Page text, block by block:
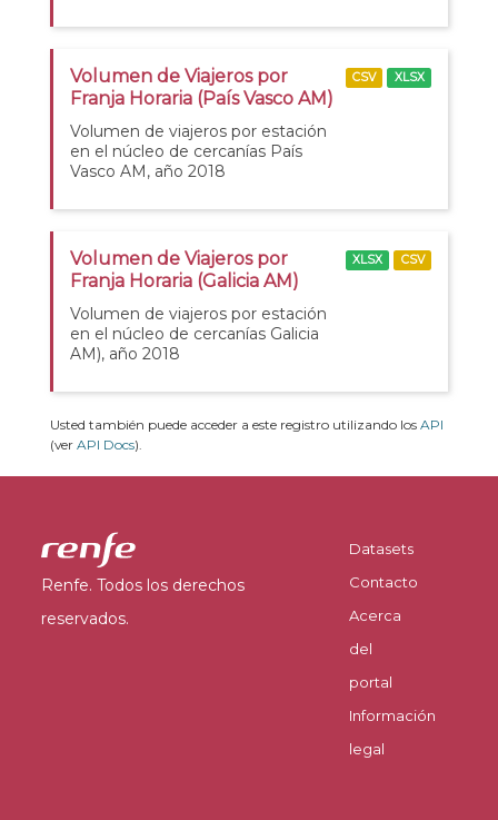
Volumen de Viajeros por
Franja Horaria (País Vasco AM)
Volumen de viajeros por estación
en el núcleo de cercanías País
Vasco AM, año 2018
CSV XLSX
Volumen de Viajeros por
Franja Horaria (Galicia AM)
Volumen de viajeros por estación
en el núcleo de cercanías Galicia
AM), año 2018
XLSX CSV
Usted también puede acceder a este registro utilizando los API
(ver API Docs).
Renfe. Todos los derechos
reservados.
Datasets
Contacto
Acerca
del
portal
Información
legal